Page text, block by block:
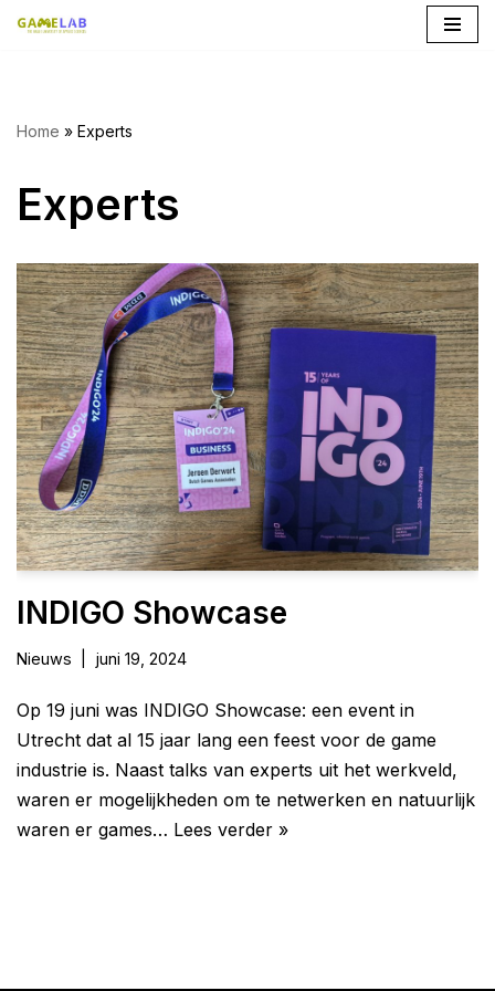
de
Home » Experts
Experts
INDIGO Showcase
Nieuws juni 19, 2024
Op 19 juni was INDIGO Showcase: een event in
Utrecht dat al 15 jaar lang een feest voor de game
industrie is. Naast talks van experts uit het werkveld,
waren er mogelijkheden om te netwerken en natuurlijk
waren er games… Lees verder »